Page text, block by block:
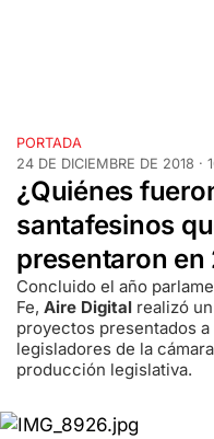
PORTADA
24 DE DICIEMBRE DE 2018 ·
¿Quiénes
santafesinos
presentaron en
Concluido el año
Fe, Aire Digital realizó
proyectos presentados
legisladores de la
producción legislativa.